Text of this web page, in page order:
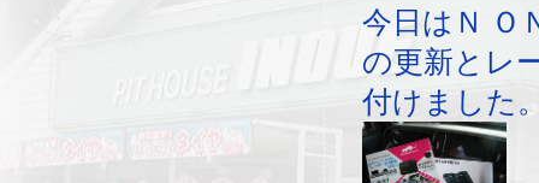
今日はＮ Ｏ
の更新とレ
付けました